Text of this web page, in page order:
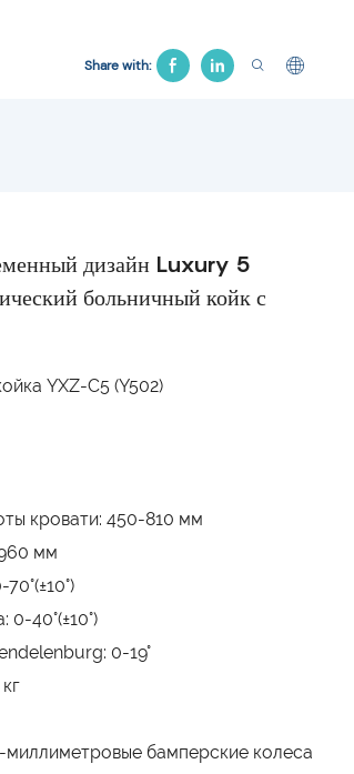
Больничное кресло Тяг
Share with:
дизайн Luxury 5
больничный койк с
YXZ-C5 (Y502)
кровати: 450-810 мм
мм
0-40°(±10°)
0-19°
миллиметровые бамперские колеса